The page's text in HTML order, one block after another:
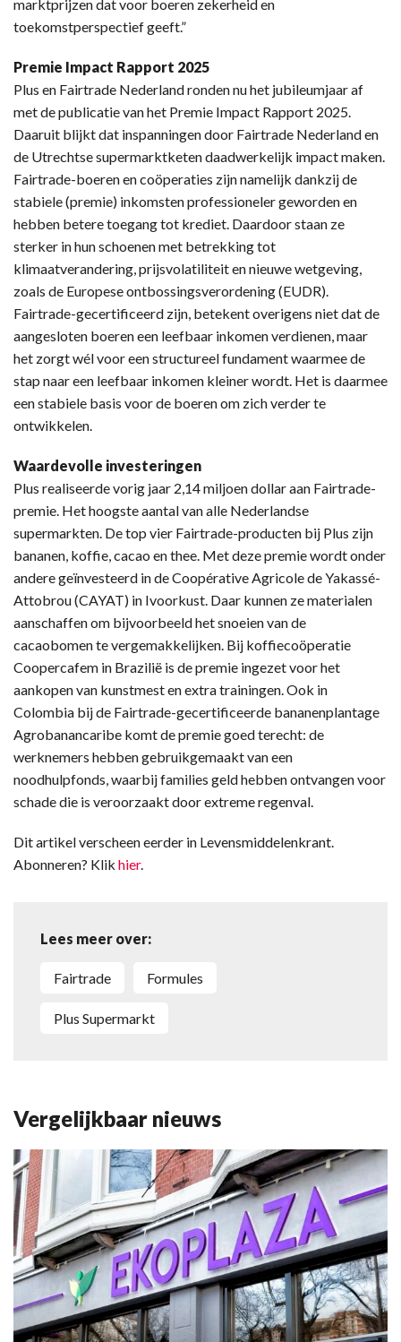
marktprijzen dat voor boeren zekerheid en
toekomstperspectief geeft.”
Premie Impact Rapport 2025
Plus en Fairtrade Nederland ronden nu het jubileumjaar af
met de publicatie van het Premie Impact Rapport 2025.
Daaruit blijkt dat inspanningen door Fairtrade Nederland en
de Utrechtse supermarktketen daadwerkelijk impact maken.
Fairtrade-boeren en coöperaties zijn namelijk dankzij de
stabiele (premie) inkomsten professioneler geworden en
hebben betere toegang tot krediet. Daardoor staan ze
sterker in hun schoenen met betrekking tot
klimaatverandering, prijsvolatiliteit en nieuwe wetgeving,
zoals de Europese ontbossingsverordening (EUDR).
Fairtrade-gecertificeerd zijn, betekent overigens niet dat de
aangesloten boeren een leefbaar inkomen verdienen, maar
het zorgt wél voor een structureel fundament waarmee de
stap naar een leefbaar inkomen kleiner wordt. Het is daarmee
een stabiele basis voor de boeren om zich verder te
ontwikkelen.
Waardevolle investeringen
Plus realiseerde vorig jaar 2,14 miljoen dollar aan Fairtrade-
premie. Het hoogste aantal van alle Nederlandse
supermarkten. De top vier Fairtrade-producten bij Plus zijn
bananen, koffie, cacao en thee. Met deze premie wordt onder
andere geïnvesteerd in de Coopérative Agricole de Yakassé-
Attobrou (CAYAT) in Ivoorkust. Daar kunnen ze materialen
aanschaffen om bijvoorbeeld het snoeien van de
cacaobomen te vergemakkelijken. Bij koffiecoöperatie
Coopercafem in Brazilië is de premie ingezet voor het
aankopen van kunstmest en extra trainingen. Ook in
Colombia bij de Fairtrade-gecertificeerde bananenplantage
Agrobanancaribe komt de premie goed terecht: de
werknemers hebben gebruikgemaakt van een
noodhulpfonds, waarbij families geld hebben ontvangen voor
schade die is veroorzaakt door extreme regenval.
Dit artikel verscheen eerder in Levensmiddelenkrant.
Abonneren? Klik hier.
Lees meer over:
Fairtrade Formules
Plus Supermarkt
Vergelijkbaar nieuws